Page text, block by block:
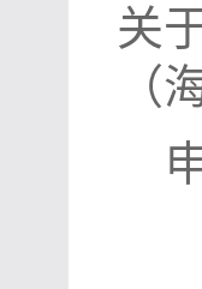
关
（